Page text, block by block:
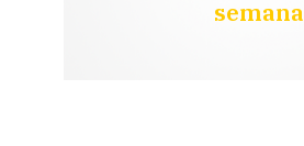
semana